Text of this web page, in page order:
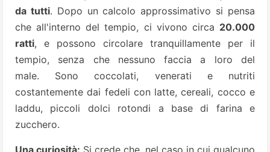
da tutti. Dopo un calcolo approssimativo si pensa
che all'interno del tempio, ci vivono circa 20.000
ratti, e possono circolare tranquillamente per il
tempio, senza che nessuno faccia a loro del
male. Sono coccolati, venerati e nutriti
costantemente dai fedeli con latte, cereali, cocco e
laddu, piccoli dolci rotondi a base di farina e
zucchero.
Una curiosità: Si crede che, nel caso in cui qualcuno